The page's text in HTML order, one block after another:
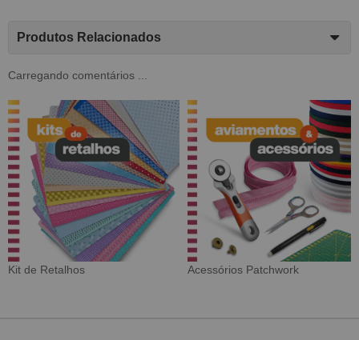
Produtos Relacionados
Carregando comentários ...
Tecido Digital Sarja Impermeável